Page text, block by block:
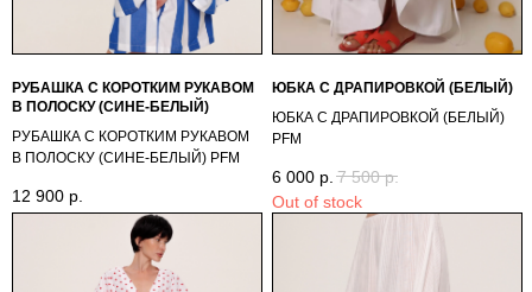
РУБАШКА С КОРОТКИМ РУКАВОМ
В ПОЛОСКУ (СИНЕ-БЕЛЫЙ)
РУБАШКА С КОРОТКИМ РУКАВОМ
В ПОЛОСКУ (СИНЕ-БЕЛЫЙ) PFМ
12 900 р.
ЮБКА С ДРАПИРОВКОЙ (БЕЛЫЙ)
ЮБКА С ДРАПИРОВКОЙ (БЕЛЫЙ)
PFM
6 000 р. 7 500 р.
Out of stock